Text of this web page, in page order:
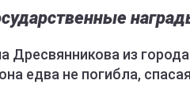
Дресвянникова из города
едва не погибла, спасая